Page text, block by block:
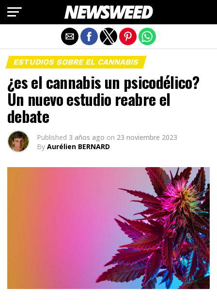
ESTUDIOS SOBRE EL CANNABIS
¿es el cannabis un psicodélico?
Un nuevo estudio reabre el
debate
Published 3 años ago on 23 noviembre 2023
By Aurélien BERNARD
Salir de la versión móvil